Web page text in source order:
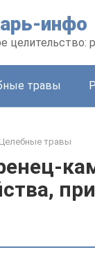
инфо
травы
Целебные травы